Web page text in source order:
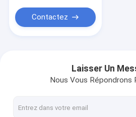
Contactez
Laisser Un
Nous Vous Répondrons